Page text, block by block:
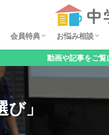
会員特典
セミナー動画
ダウンロード特典
イベント案内
お悩み相談
安浪京子メッ
オンライン相
お悩みQ&A
や記事をご覧になる方は「有
」
セミナー動画
ダウンロード特典
イベント案内安浪京子メッ
オンライン相
お悩みQ&A